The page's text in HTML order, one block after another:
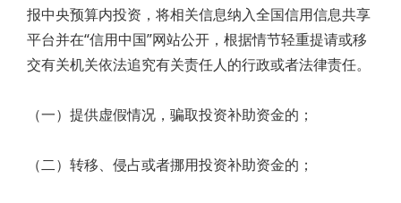
报中央预算内投资，将相关信息纳入全国信用信息共享
平台并在“信用中国”网站公开，根据情节轻重提请或移
交有关机关依法追究有关责任人的行政或者法律责任。
（一）提供虚假情况，骗取投资补助资金的；
（二）转移、侵占或者挪用投资补助资金的；